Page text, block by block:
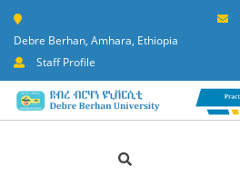
Debre Berhan, Amhara, Ethiopia
Staff Profile